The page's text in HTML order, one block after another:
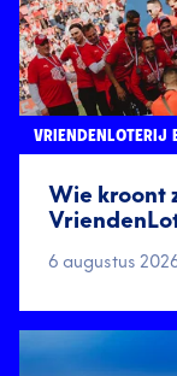
Wie kroont
VRIENDENLOTERIJ
6 augustus